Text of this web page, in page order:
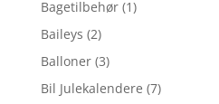
Bagetilbehør (1)
Baileys (2)
Balloner (3)
Bil Julekalendere (7)